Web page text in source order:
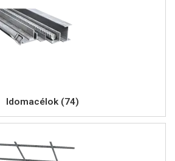
Idomacélok (74)